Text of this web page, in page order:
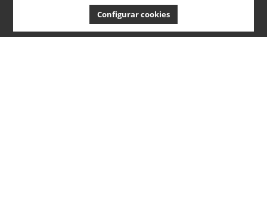
Configurar cookies